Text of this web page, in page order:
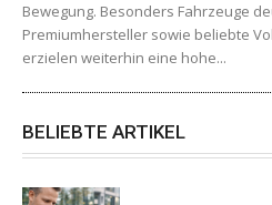
Bewegung. Besonders Fahrzeuge
Premiumhersteller sowie beliebte
erzielen weiterhin eine hohe...
BELIEBTE ARTIKEL